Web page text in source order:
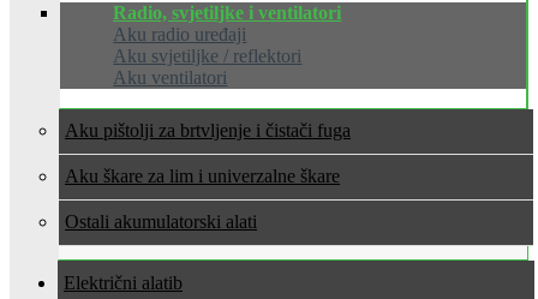
Radio, svjetiljke i ventilatori
Aku radio uređaji
Aku svjetiljke / reflektori
Aku ventilatori
Aku pištolji za brtvljenje i čistači fuga
Aku škare za lim i univerzalne škare
Ostali akumulatorski alati
Električni alati